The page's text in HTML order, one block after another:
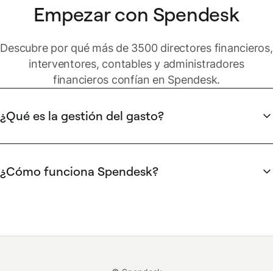
Empezar con Spendesk
Descubre por qué más de 3500 directores financieros,
interventores, contables y administradores
financieros confían en Spendesk.
¿Qué es la gestión del gasto?
gestionado por ejecutivos de alto nivel con responsables
¿Cómo funciona Spendesk?
débito para sustituir las antiguas tarjetas de crédito de
de gastos automatizados para pagos inesperados.